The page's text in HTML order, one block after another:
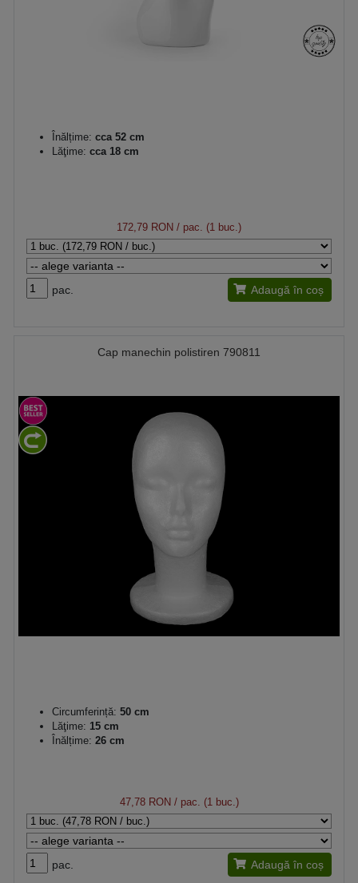
Înălțime: cca 52 cm
Lăţime: cca 18 cm
172,79 RON / pac. (1 buc.)
pac. Adaugă în coș
Cap manechin polistiren 790811
Circumferință: 50 cm
Lăţime: 15 cm
Înălțime: 26 cm
47,78 RON / pac. (1 buc.)
pac. Adaugă în coș